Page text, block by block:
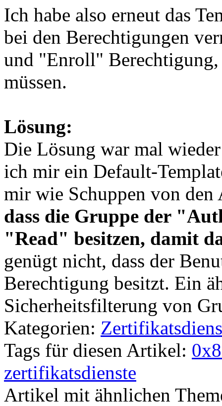
Ich habe also erneut das
bei den Berechtigungen
und "Enroll" Berechtigung,
müssen.
Lösung:
Die Lösung war mal
ich mir ein Default-
mir wie Schuppen von
dass die Gruppe der
"Read" besitzen, damit
genügt nicht, dass der
Berechtigung besitzt. Ein
Sicherheitsfilterung von
Kategorien:
Tags für diesen Artikel:
zertifikatsdienste
Artikel mit ähnlichen